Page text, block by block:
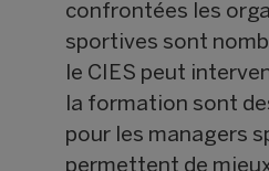
confrontées les
sportives sont
le CIES peut
la formation sont
pour les managers
permettent de